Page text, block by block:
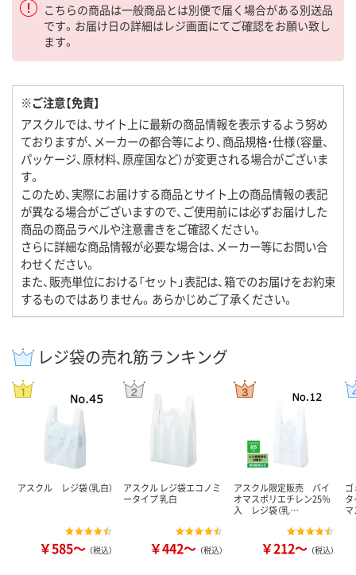
こちらの商品は一般商品とは別便で届く場合がある別送品
です。お届け日の詳細はレジ画面にてご確認をお願い致し
ます。
※ご注意【免責】
アスクルでは、サイト上に最新の商品情報を表示するよう努め
ておりますが、メーカーの都合等により、商品規格・仕様（容量、
パッケージ、原材料、原産国など）が変更される場合がございま
す。
このため、実際にお届けする商品とサイト上の商品情報の表記
が異なる場合がございますので、ご使用前には必ずお届けした
商品の商品ラベルや注意書きをご確認ください。
さらに詳細な商品情報が必要な場合は、メーカー等にお問い合
わせください。
また、販売単位における「セット」表記は、箱でのお届けをお約束
するものではありません。あらかじめご了承ください。
レジ袋の売れ筋ランキング
アスクル レジ袋（乳白）
￥585～ （税込）
アスクル レジ袋エコノミ
ータイプ 乳白
￥442～ （税込）
アスクル限定販売 バイ
オマスポリエチレン25％
入 レジ袋（乳…
￥212～ （税込）